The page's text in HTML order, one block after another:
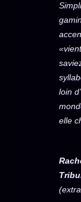
loin
elle